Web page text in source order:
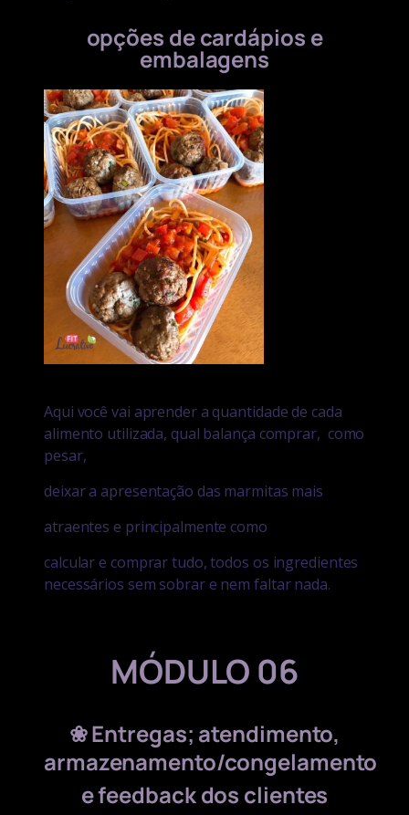
opções de cardápios e
embalagens
Aqui você vai aprender a quantidade de cada
alimento utilizada, qual balança comprar, como
pesar,
deixar a apresentação das marmitas mais
atraentes e principalmente como
calcular e comprar tudo, todos os ingredientes
necessários sem sobrar e nem faltar nada.
MÓDULO 06
❀Entregas; atendimento,
armazenamento/congelamento
e feedback dos clientes